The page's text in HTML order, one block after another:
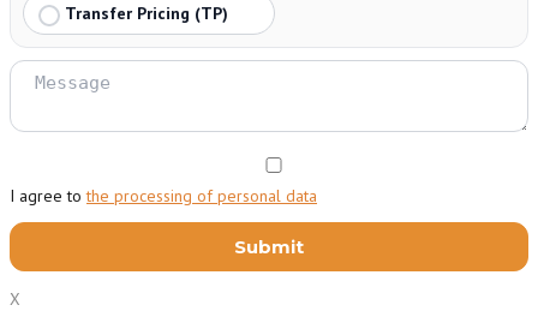
Transfer Pricing (TP)
I agree tothe processing of personal data
X